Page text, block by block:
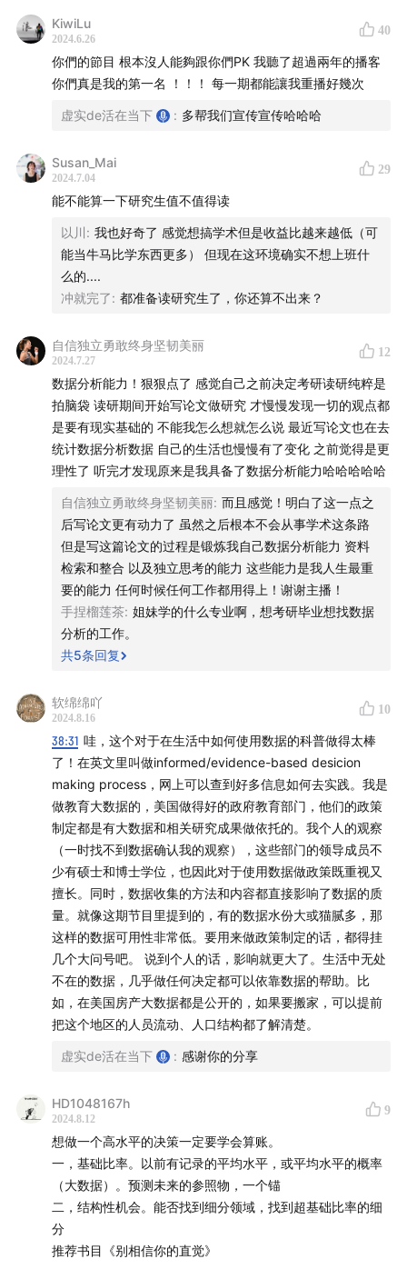
16:57 大学本科毕业后就业的“收益”
毕业后安身立命的概率
25:41 选择艺考生路线的概率、成本、收益
哪些专业的就业满意度最高
各专业未来发展情况的不可预测性
选择做偶像的概率、成本、收益
37:09 决策分析中的实用概念：基础比率和结构性机会
数据分析的祛魅作用
本期音乐：
本期推荐书籍&报告：
《中国教育财政家庭调查报告（2021）》 魏易 著
《思考，快与慢》 丹尼尔·卡尼曼 著
《别相信直觉》 赛思·斯蒂芬斯-达维多维茨 著
本期文稿后续将发布在微信公众号：虚实之间True
Imagination
节目微博：虚实de老饕
KiwiLu
2024.6.26
40
你們的節目 根本沒人能夠跟你們PK 我聽了超過兩年的播客
你們真是我的第一名 ！！！ 每一期都能讓我重播好幾次
虚实de活在当下 : 多帮我们宣传宣传哈哈哈
Susan_Mai
2024.7.04
29
能不能算一下研究生值不值得读
以川: 我也好奇了 感觉想搞学术但是收益比越来越低（可
能当牛马比学东西更多） 但现在这环境确实不想上班什
么的....
冲就完了: 都准备读研究生了，你还算不出来？
自信独立勇敢终身坚韧美丽
2024.7.27
12
数据分析能力！狠狠点了 感觉自己之前决定考研读研纯粹是
拍脑袋 读研期间开始写论文做研究 才慢慢发现一切的观点都
是要有现实基础的 不能我怎么想就怎么说 最近写论文也在去
统计数据分析数据 自己的生活也慢慢有了变化 之前觉得是更
理性了 听完才发现原来是我具备了数据分析能力哈哈哈哈哈
自信独立勇敢终身坚韧美丽: 而且感觉！明白了这一点之
后写论文更有动力了 虽然之后根本不会从事学术这条路
但是写这篇论文的过程是锻炼我自己数据分析能力 资料
检索和整合 以及独立思考的能力 这些能力是我人生最重
要的能力 任何时候任何工作都用得上！谢谢主播！
手捏榴莲茶: 姐妹学的什么专业啊，想考研毕业想找数据
分析的工作。
共5条回复
软绵绵吖
2024.8.16
10
38:31 哇，这个对于在生活中如何使用数据的科普做得太棒
了！在英文里叫做informed/evidence-based desicion
making process，网上可以查到好多信息如何去实践。我是
做教育大数据的，美国做得好的政府教育部门，他们的政策
制定都是有大数据和相关研究成果做依托的。我个人的观察
（一时找不到数据确认我的观察），这些部门的领导成员不
少有硕士和博士学位，也因此对于使用数据做政策既重视又
擅长。同时，数据收集的方法和内容都直接影响了数据的质
量。就像这期节目里提到的，有的数据水份大或猫腻多，那
这样的数据可用性非常低。要用来做政策制定的话，都得挂
几个大问号吧。 说到个人的话，影响就更大了。生活中无处
不在的数据，几乎做任何决定都可以依靠数据的帮助。比
如，在美国房产大数据都是公开的，如果要搬家，可以提前
把这个地区的人员流动、人口结构都了解清楚。
虚实de活在当下 : 感谢你的分享
HD1048167h
2024.8.12
9
想做一个高水平的决策一定要学会算账。
一，基础比率。以前有记录的平均水平，或平均水平的概率
（大数据）。预测未来的参照物，一个锚
二，结构性机会。能否找到细分领域，找到超基础比率的细
分
推荐书目《别相信你的直觉》